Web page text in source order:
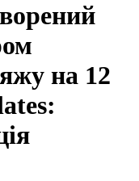
на 12